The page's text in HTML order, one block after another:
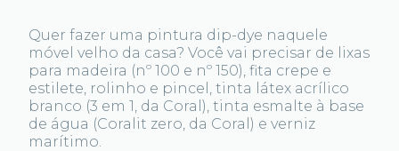
Quer fazer uma pintura dip-dye naquele
móvel velho da casa? Você vai precisar de lixas
para madeira (nº 100 e nº 150), fita crepe e
estilete, rolinho e pincel, tinta látex acrílico
branco (3 em 1, da Coral), tinta esmalte à base
de água (Coralit zero, da Coral) e verniz
marítimo.